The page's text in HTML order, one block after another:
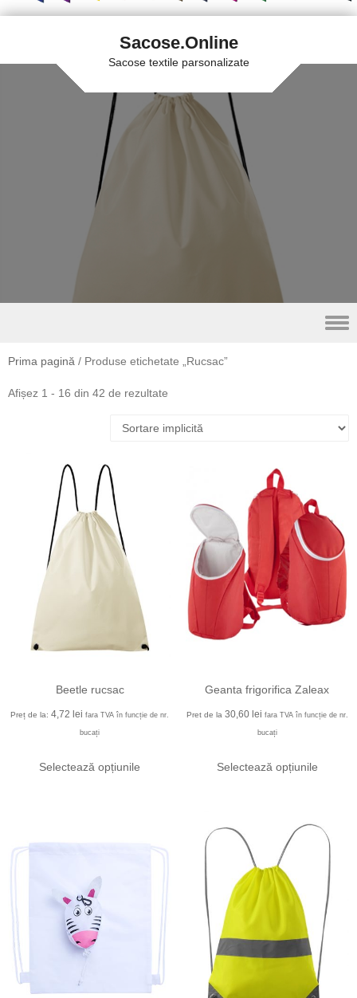
Sacose.Online
Sacose textile parsonalizate
Prima pagină / Produse etichetate „Rucsac”
Afișez 1 - 16 din 42 de rezultate
Beetle rucsac
Preț de la:4,72lei fara TVA în funcție de nr.
bucați
Selectează opțiunile
Geanta frigorifica Zaleax
Pret de la 30,60 lei fara TVA în funcție de nr.
bucați
Selectează opțiunile